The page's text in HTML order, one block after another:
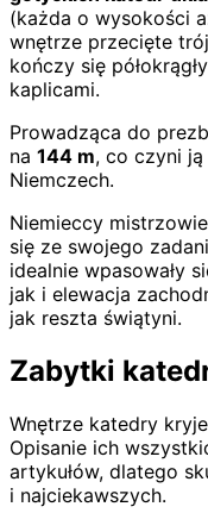
(każda o wysokości
wnętrze przecięte
kończy się
kaplicami.
Prowadząca do
na 144 m, co czyni ją
Niemczech.
Niemieccy
się ze swojego
idealnie wpasowały
jak i elewacja
jak reszta świątyni.
Zabytki
Wnętrze katedry
Opisanie ich
artykułów, dlatego
i najciekawszych.